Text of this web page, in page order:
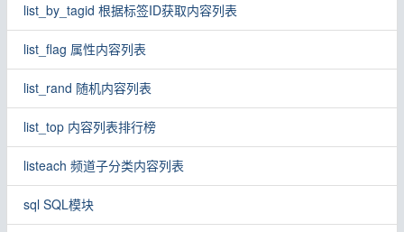
list_by_tagid 根据标签ID获取内容列表
list_flag 属性内容列表
list_rand 随机内容列表
list_top 内容列表排行榜
listeach 频道子分类内容列表
sql SQL模块